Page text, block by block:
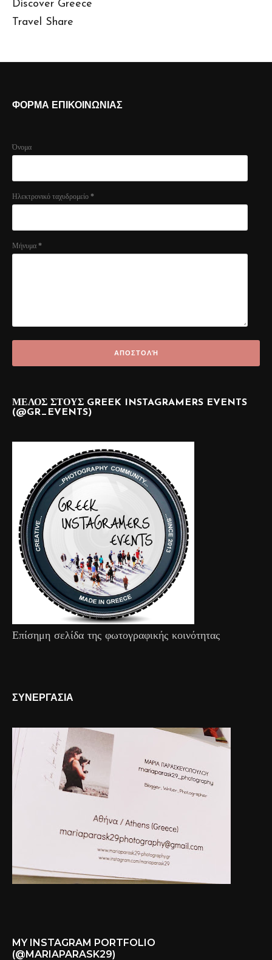
Discover Greece
Travel Share
ΦΟΡΜΑ ΕΠΙΚΟΙΝΩΝΙΑΣ
Όνομα
Ηλεκτρονικό ταχυδρομείο *
Μήνυμα *
ΜΕΛΟΣ ΣΤΟΥΣ GREEK INSTAGRAMERS EVENTS
(@GR_EVENTS)
Επίσημη σελίδα της φωτογραφικής κοινότητας
ΣΥΝΕΡΓΑΣΙΑ
MY INSTAGRAM PORTFOLIO
(@MARIAPARASK29)